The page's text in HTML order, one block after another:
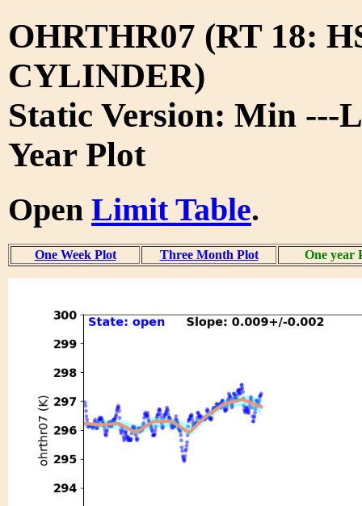
OHRTHR07 (RT 18:
CYLINDER)
Static Version: Min ---
Year Plot
Open Limit Table.
One Week Plot Three Month Plot One year